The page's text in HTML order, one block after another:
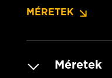
MÉRETEK
Méretek